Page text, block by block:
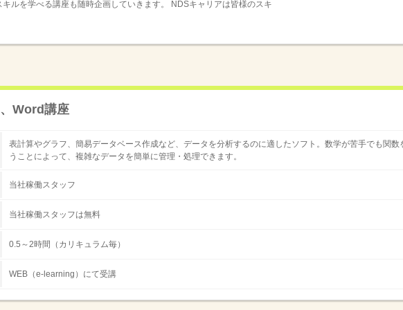
ルを学べる講座も随時企画していきます。 NDSキャリアは皆様のスキ
Word講座
表計算やグラフ、簡易データベース作成など、データを分析するのに適したソフト。数学が苦手でも関数
うことによって、複雑なデータを簡単に管理・処理できます。
当社稼働スタッフ
当社稼働スタッフは無料
0.5～2時間（カリキュラム毎）
WEB（e-learning）にて受講